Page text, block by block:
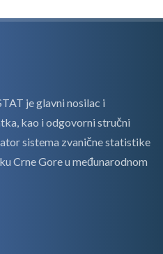
je glavni nosilac i
kao i odgovorni stručni
sistema zvanične statistike
Crne Gore u međunarodnom